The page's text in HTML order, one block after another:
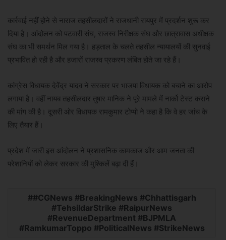
कार्रवाई नहीं होने से नाराज तहसीलदारों ने राजधानी रायपुर में प्रदर्शन शुरू कर
दिया है। आंदोलन को पटवारी संघ, राजस्व निरीक्षक संघ और छात्रावास अधीक्षक
संघ का भी समर्थन मिल गया है। हड़ताल के चलते तहसील न्यायालयों की सुनवाई
प्रभावित हो रही है और हजारों राजस्व प्रकरण लंबित होते जा रहे हैं।
कांग्रेस विधायक देवेंद्र यादव ने सरकार पर भाजपा विधायक को बचाने का आरोप
लगाया है। वहीं नायब तहसीलदार तुषार मानिक ने पूरे मामले में नार्को टेस्ट कराने
की मांग की है। दूसरी ओर विधायक रामकुमार टोप्पो ने कहा है कि वे हर जांच के
लिए तैयार हैं।
प्रदेश में जारी इस आंदोलन ने प्रशासनिक कामकाज और आम जनता की
परेशानियों को लेकर सरकार की मुश्किलें बढ़ा दी हैं।
#CGNews #BreakingNews #Chhattisgarh
#TehsildarStrike #RaipurNews
#RevenueDepartment #BJPMLA
#RamkumarToppo #PoliticalNews #StrikeNews